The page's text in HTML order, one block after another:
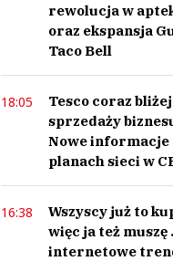
rewolucja w
oraz ekspansja
Taco Bell
18:05
Tesco coraz bliżej
sprzedaży
Nowe informacje
planach sieci w
16:38
Wszyscy już to
więc ja też muszę
internetowe